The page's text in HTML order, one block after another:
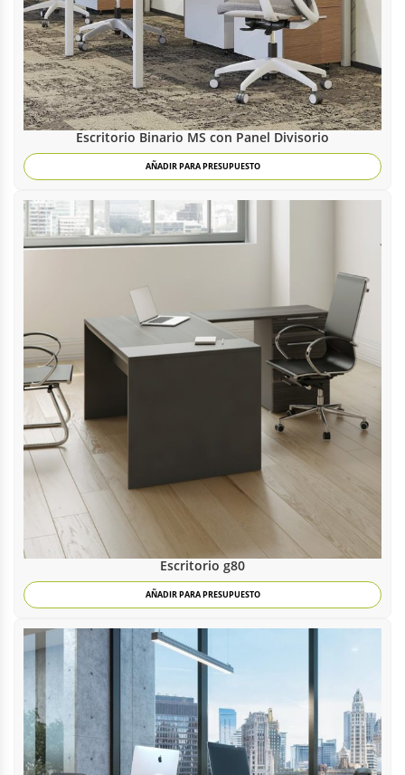
Escritorio Binario MS con Panel Divisorio
AÑADIR PARA PRESUPUESTO
Escritorio g80
AÑADIR PARA PRESUPUESTO